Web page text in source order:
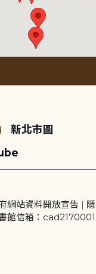
新北市圖
網站資料開放宣告 |
館信箱：